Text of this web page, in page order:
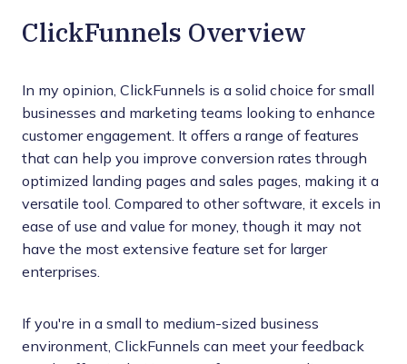
ClickFunnels Overview
In my opinion, ClickFunnels is a solid choice for small
businesses and marketing teams looking to enhance
customer engagement. It offers a range of features
that can help you improve conversion rates through
optimized landing pages and sales pages, making it a
versatile tool. Compared to other software, it excels in
ease of use and value for money, though it may not
have the most extensive feature set for larger
enterprises.
If you're in a small to medium-sized business
environment, ClickFunnels can meet your feedback